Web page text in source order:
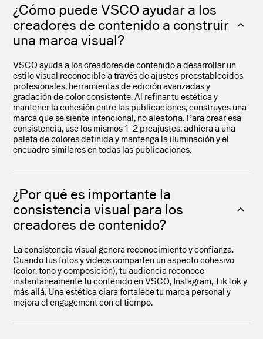
¿Cómo puede VSCO ayudar a los
creadores de contenido a construir
una marca visual?
VSCO ayuda a los creadores de contenido a desarrollar un
estilo visual reconocible a través de ajustes preestablecidos
profesionales, herramientas de edición avanzadas y
gradación de color consistente. Al refinar tu estética y
mantener la cohesión entre las publicaciones, construyes una
marca que se siente intencional, no aleatoria. Para crear esa
consistencia, use los mismos 1-2 preajustes, adhiera a una
paleta de colores definida y mantenga la iluminación y el
encuadre similares en todas las publicaciones.
¿Por qué es importante la
consistencia visual para los
creadores de contenido?
La consistencia visual genera reconocimiento y confianza.
Cuando tus fotos y videos comparten un aspecto cohesivo
(color, tono y composición), tu audiencia reconoce
instantáneamente tu contenido en VSCO, Instagram, TikTok y
más allá. Una estética clara fortalece tu marca personal y
mejora el engagement con el tiempo.